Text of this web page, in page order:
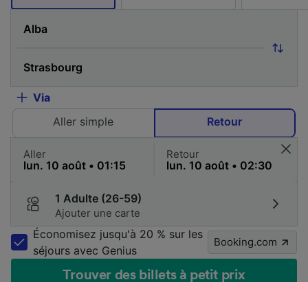
Via
Aller simple
Retour
Aller Retour
1 Adulte (26-59)
Ajouter une carte
Économisez jusqu'à 20 % sur les
séjours avec Genius
Booking.com
Trouver des billets à petit prix